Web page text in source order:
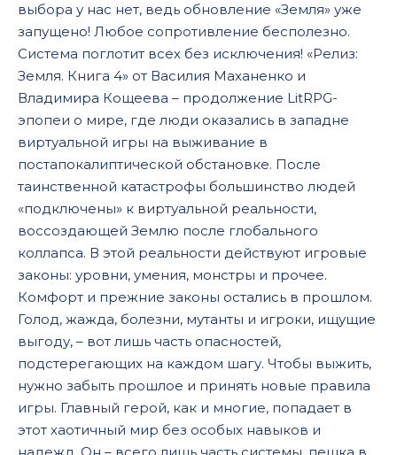
выбора у нас нет, ведь обновление «Земля» уже
запущено! Любое сопротивление бесполезно.
Система поглотит всех без исключения! «Релиз:
Земля. Книга 4» от Василия Маханенко и
Владимира Кощеева – продолжение LitRPG-
эпопеи о мире, где люди оказались в западне
виртуальной игры на выживание в
постапокалиптической обстановке. После
таинственной катастрофы большинство людей
«подключены» к виртуальной реальности,
воссоздающей Землю после глобального
коллапса. В этой реальности действуют игровые
законы: уровни, умения, монстры и прочее.
Комфорт и прежние законы остались в прошлом.
Голод, жажда, болезни, мутанты и игроки, ищущие
выгоду, – вот лишь часть опасностей,
подстерегающих на каждом шагу. Чтобы выжить,
нужно забыть прошлое и принять новые правила
игры. Главный герой, как и многие, попадает в
этот хаотичный мир без особых навыков и